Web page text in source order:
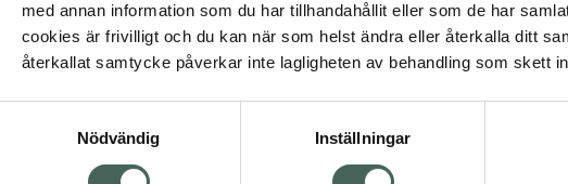
med annan information som du har tillhandahållit eller som de har
cookies är frivilligt och du kan när som helst ändra eller återkalla ditt
återkallat samtycke påverkar inte lagligheten av behandling som skett
Nödvändig
Inställningar
Flytande 946 ml
Pris online
KöpBragg